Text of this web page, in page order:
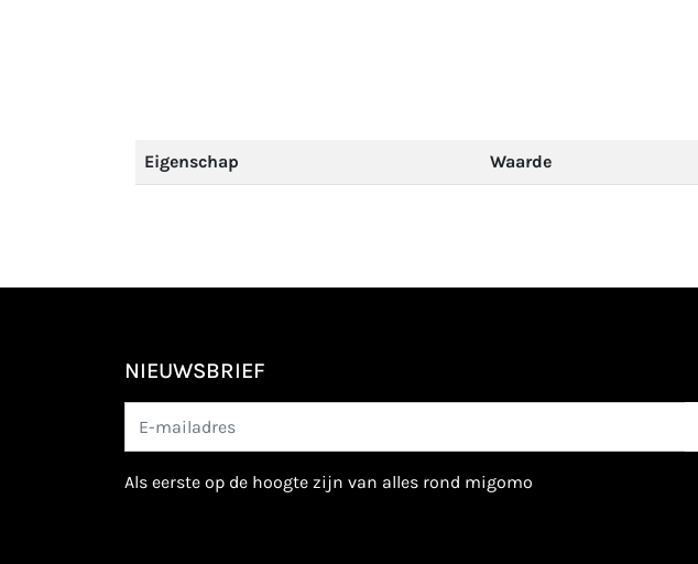
Eigenschap Waarde
NIEUWSBRIEF
als eerste op de hoogte zijn van alles rond migomo